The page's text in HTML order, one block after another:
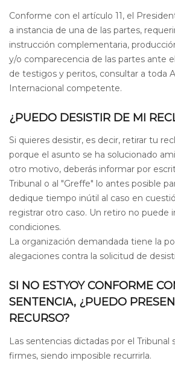
Conforme con el artículo 11, el
a instancia de una de las partes,
instrucción complementaria,
y/o comparecencia de las partes ante
de testigos y peritos, consultar a toda
Internacional competente.
¿PUEDO DESISTIR DE MI
Si quieres desistir, es decir, retirar tu
porque el asunto se ha solucionado
otro motivo, deberás informar por
Tribunal o al "Greffe" lo antes posible
dedique tiempo inútil al caso en
registrar otro caso. Un retiro no puede
condiciones.
La organización demandada tiene la
alegaciones contra la solicitud de
SI NO ESTYOY CONFORME
SENTENCIA, ¿PUEDO
RECURSO?
Las sentencias dictadas por el Tribunal
firmes, siendo imposible recurrirla.